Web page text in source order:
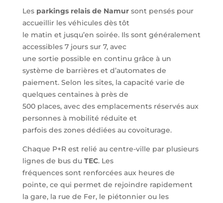
Les parkings relais de Namursont pensés pour
accueillir les véhicules dès tôt
le matin et jusqu’en soirée. Ils sont généralement
accessibles 7 jours sur 7, avec
une sortie possible en continu grâce à un
système de barrières et d’automates de
paiement. Selon les sites, la capacité varie de
quelques centaines à près de
500 places, avec des emplacements réservés aux
personnes à mobilité réduite et
parfois des zones dédiées au covoiturage.
Chaque P+R est relié au centre-ville par plusieurs
lignes de bus du TEC. Les
fréquences sont renforcées aux heures de
pointe, ce qui permet de rejoindre rapidement
la gare, la rue de Fer, le piétonnier ou les